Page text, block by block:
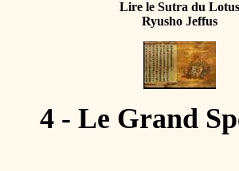
Lire le Sutra du Lotus
Ryusho Jeffus
4 - Le Grand